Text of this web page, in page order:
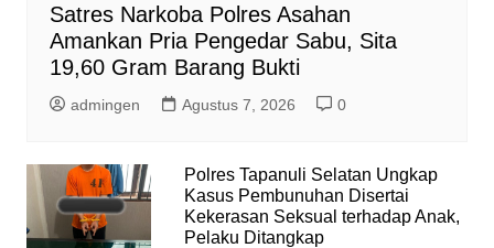
Satres Narkoba Polres Asahan
Amankan Pria Pengedar Sabu, Sita
19,60 Gram Barang Bukti
admingen Agustus 7, 2026 0
Polres Tapanuli Selatan Ungkap
Kasus Pembunuhan Disertai
Kekerasan Seksual terhadap Anak,
Pelaku Ditangkap